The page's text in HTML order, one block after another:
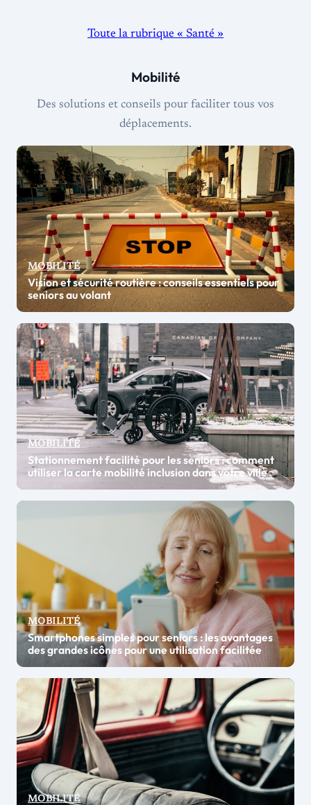
Toute la rubrique « Santé »
Mobilité
Des solutions et conseils pour faciliter tous vos
déplacements.
MOBILITÉ
Vision et sécurité routière : conseils essentiels pour
seniors au volant
MOBILITÉ
Stationnement facilité pour les seniors : comment
utiliser la carte mobilité inclusion dans votre ville
MOBILITÉ
Smartphones simples pour seniors : les avantages
des grandes icônes pour une utilisation facilitée
MOBILITÉ